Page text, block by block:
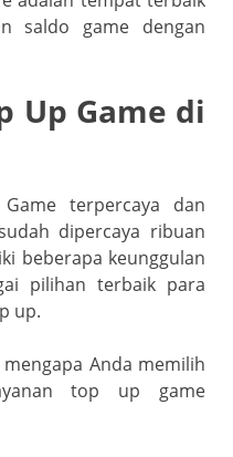
saldo game dengan
Up Game di
terpercaya dan
dipercaya ribuan
beberapa keunggulan
pilihan terbaik para
up.
Anda memilih
top up game